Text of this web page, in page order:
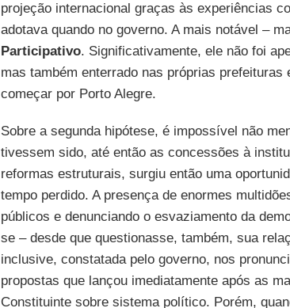
projeção internacional graças às experiências
adotava quando no governo. A mais notável –
Participativo. Significativamente, ele não foi
mas também enterrado nas próprias
começar por Porto Alegre.
Sobre a segunda hipótese, é impossível não
tivessem sido, até então as concessões à
reformas estruturais, surgiu então uma
tempo perdido. A presença de enormes
públicos e denunciando o esvaziamento da
se – desde que questionasse, também, sua
inclusive, constatada pelo governo, nos
propostas que lançou imediatamente após as
Constituinte sobre sistema político. Porém,